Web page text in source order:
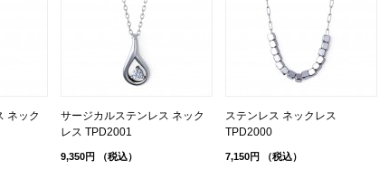
ネック
サージカルステンレス ネック
レス TPD2001
9,350円 （税込）
ステンレス ネックレス
TPD2000
7,150円 （税込）